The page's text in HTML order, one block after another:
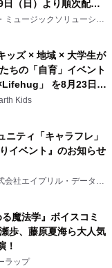
（日）より順次配信
ミュージックソリューショ
ッズ × 地域 × 大学生が
ちの「自育」イベント
」 を8月23日
Kids
ニティ「キャラフレ」
イベント』のお知らせ
会社エイプリル・データ・
る魔法学』ボイスコミ
歩、藤原夏海ら大人気
！
ラップ